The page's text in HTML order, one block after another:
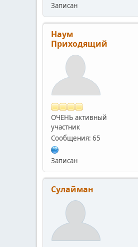
Записан
Наум
Приходящий
ОЧЕНЬ активный
участник
Сообщения: 65
Записан
Сулайман